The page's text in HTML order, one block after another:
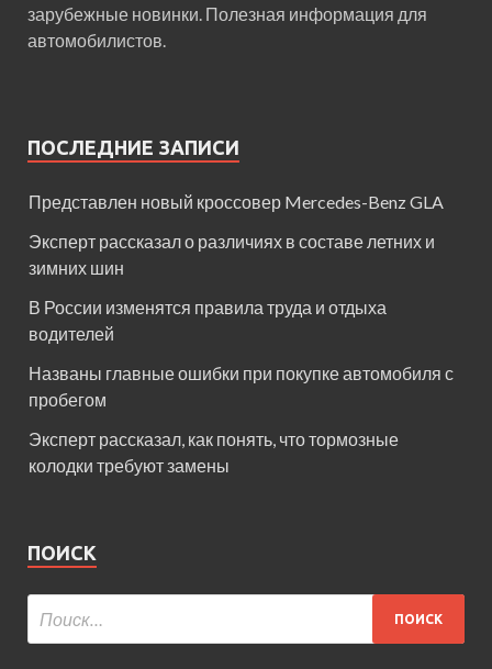
зарубежные новинки. Полезная информация для
автомобилистов.
ПОСЛЕДНИЕ ЗАПИСИ
Представлен новый кроссовер Mercedes-Benz GLA
Эксперт рассказал о различиях в составе летних и
зимних шин
В России изменятся правила труда и отдыха
водителей
Названы главные ошибки при покупке автомобиля с
пробегом
Эксперт рассказал, как понять, что тормозные
колодки требуют замены
ПОИСК